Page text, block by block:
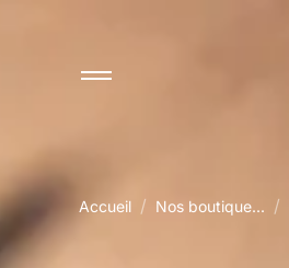
Accueil / Nos boutique... /